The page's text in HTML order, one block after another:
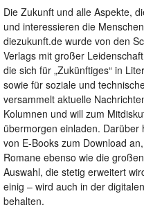
Die Zukunft und alle Aspekte,
und interessieren die
diezukunft.de wurde von den
Verlags mit großer
die sich für „Zukünftiges“ in
sowie für soziale und
versammelt aktuelle
Kolumnen und will zum
übermorgen einladen.
von E-Books zum Download
Romane ebenso wie die
Auswahl, die stetig erweitert
einig – wird auch in der
behalten.